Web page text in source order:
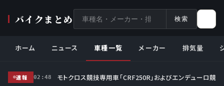
バイクまとめ
イ
内
索
検索
ホーム ニュース 車種一覧 メーカー 排気量
速報 02:48 モトクロス競技専用車「CRF250R」およびエンデューロ競